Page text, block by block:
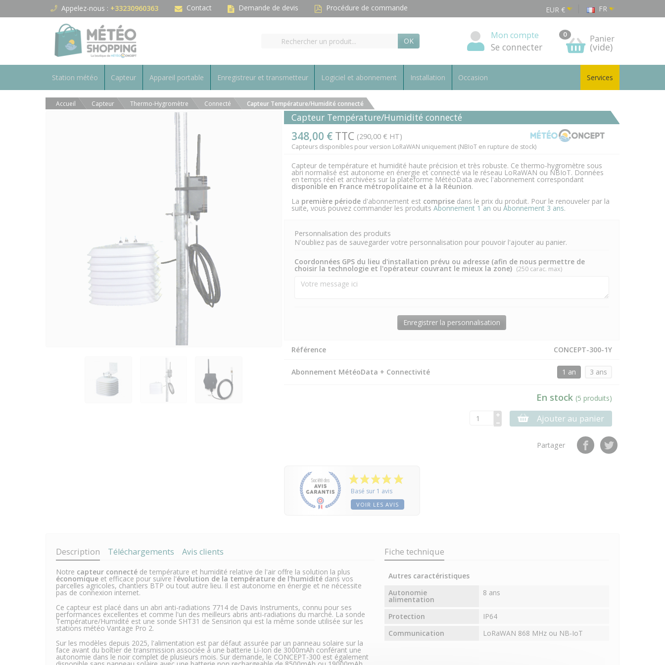
Appelez-nous : +33230960363 Contact Demande de devis Procédure de commande EUR € FR
OK
Mon compte
Se connecter
0 Panier
(vide)
Station météo Capteur Appareil portable Enregistreur et transmetteur Logiciel et abonnement Installation Occasion Services
Accueil Capteur Thermo-Hygromètre Connecté Capteur Température/Humidité connecté
Capteur Température/Humidité connecté
348,00 € TTC (290,00 € HT)
Capteurs disponibles pour version LoRaWAN uniquement (NBIoT en rupture de stock)
Capteur de température et humidité haute précision et très robuste. Ce thermo-hygromètre sous
abri normalisé est autonome en énergie et connecté via le réseau LoRaWAN ou NBIoT. Données
en temps réel et archivées sur la plateforme MétéoData avec l'abonnement correspondant
disponible en France métropolitaine et à la Réunion.
La première périoded'abonnement est comprisedans le prix du produit. Pour le renouveler par la
suite, vous pouvez commander les produits Abonnement 1 an ou Abonnement 3 ans.
Personnalisation des produits
N'oubliez pas de sauvegarder votre personnalisation pour pouvoir l'ajouter au panier.
Coordonnées GPS du lieu d'installation prévu ou adresse (afin de nous permettre de
choisir la technologie et l'opérateur couvrant le mieux la zone) (250 carac. max)
Enregistrer la personnalisation
Référence CONCEPT-300-1Y
Abonnement MétéoData + Connectivité 1 an 3 ans
En stock (5 produits)
Ajouter au panier
Partager
Basé sur 1 avis
VOIR LES AVIS
Description Téléchargements Avis clients
Notre capteur connecté de température et humidité relative de l'air offre la solution la plus
économique et efficace pour suivre l'évolution de la température de l'humidité dans vos
parcelles agricoles, chantiers BTP ou tout autre lieu. Il est autonome en énergie et ne nécessite
pas de connexion internet.
Ce capteur est placé dans un abri anti-radiations 7714 de Davis Instruments, connu pour ses
performances excellentes et comme l'un des meilleurs abris anti-radiations du marché. La sonde
Température/Humidité est une sonde SHT31 de Sensirion qui est la même sonde utilisée sur les
stations météo Vantage Pro 2.
Sur les modèles depuis 2025, l'alimentation est par défaut assurée par un panneau solaire sur la
face avant du boîtier de transmission associée à une batterie Li-Ion de 3000mAh conférant une
autonomie dans le noir complet de plusieurs mois. Sur demande, le CONCEPT-300 est également
Fiche technique
Autres caractéristiques
Autonomie
alimentation
8 ans
Protection
IP64
Communication
LoRaWAN 868 MHz ou NB-IoT
Panneau de gestion des cookies